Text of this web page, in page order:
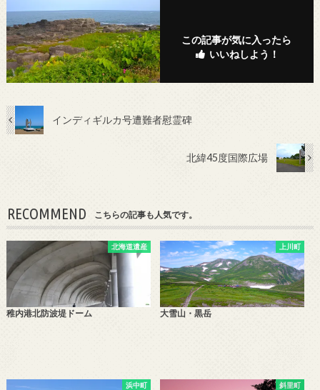
この記事が気に入ったら
いいねしよう！
インディギルカ号遭難者慰霊碑
北緯45度国際広場
RECOMMEND こちらの記事も人気です。
北海道遺産
稚内港北防波堤ドーム
上川町
大雪山・黒岳
浜中町 斜里町